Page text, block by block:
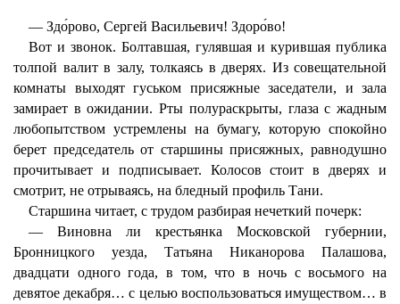
— Здо́рово, Сергей Васильевич! Здоро́во!
Вот и звонок. Болтавшая, гулявшая и курившая публика
толпой валит в залу, толкаясь в дверях. Из совещательной
комнаты выходят гуськом присяжные заседатели, и зала
замирает в ожидании. Рты полураскрыты, глаза с жадным
любопытством устремлены на бумагу, которую спокойно
берет председатель от старшины присяжных, равнодушно
прочитывает и подписывает. Колосов стоит в дверях и
смотрит, не отрываясь, на бледный профиль Тани.
Старшина читает, с трудом разбирая нечеткий почерк:
— Виновна ли крестьянка Московской губернии,
Бронницкого уезда, Татьяна Никанорова Палашова,
двадцати одного года, в том, что в ночь с восьмого на
девятое декабря… с целью воспользоваться имуществом… в